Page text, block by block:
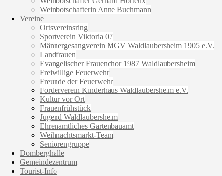
Weinbotschafterin Anne Buchmann
Vereine
Ortsvereinsring
Sportverein Viktoria 07
Männergesangverein MGV Waldlaubersheim 1905 e.V.
Landfrauen
Evangelischer Frauenchor 1987 Waldlaubersheim
Freiwillige Feuerwehr
Freunde der Feuerwehr
Förderverein Kinderhaus Waldlaubersheim e.V.
Kultur vor Ort
Frauenfrühstück
Jugend Waldlaubersheim
Ehrenamtliches Gartenbauamt
Weihnachtsmarkt-Team
Seniorengruppe
Domberghalle
Gemeindezentrum
Tourist-Info